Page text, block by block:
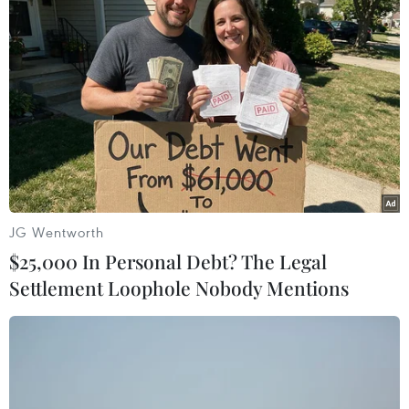
thức rước Nang Sangkhane (Nàng Chúa Xuân),
một trong những sự kiện tâm linh được tổ chức
rất đậm nét văn hóa nhưng cũng hết sức vui
nhộn, thu hút được rất đông du khách cả trong
và ngoài nước.
Năm nay, khi lễ rước Nang Sangkhane còn chưa
kết thúc thì Hội té nước, hoạt động vui nhất
trong Bun Pi May của Lào đã bắt đầu.
JG Wentworth
$25,000 In Personal Debt? The Legal
Settlement Loophole Nobody Mentions